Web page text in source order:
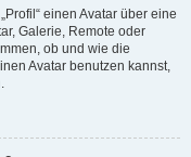
einen Avatar über eine
Galerie, Remote oder
ob und wie die
Avatar benutzen kannst,